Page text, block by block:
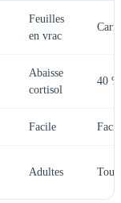
Feuilles
en vrac
Abaisse
cortisol
40
Facile
Adultes Tous